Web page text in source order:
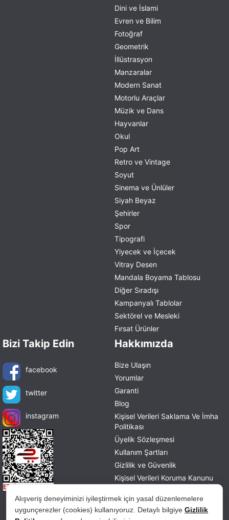
Alışveriş deneyiminizi iyileştirmek için yasal düzenlemelere
uygunçerezler (cookies) kullanıyoruz. Detaylı bilgiye Gizlilik
Dini ve İslami
Evren ve Bilim
Fotoğraf
Geometrik
İllüstrasyon
Manzaralar
Modern Sanat
Motorlu Araçlar
Müzik ve Dans
Hayvanlar
Okul
Pop Art
Retro ve Vintage
Soyut
Sinema ve Ünlüler
Siyah Beyaz
Şehirler
Spor
Tipografi
Yiyecek ve İçecek
Vitray Desen
Mandala Boyama Tablosu
Diğer Sıradışı
Kampanyalı Tablolar
Sektörel ve Mesleki
Fırsat Ürünler
Bizi Takip Edin
facebook
twitter
instagram
Hakkımızda
Bize Ulaşın
Yorumlar
Garanti
Blog
Kişisel Verileri Saklama Ve İmha
Politikası
Üyelik Sözleşmesi
Kullanım Şartları
Gizlilik ve Güvenlik
Kişisel Verileri Koruma Kanunu
İade ve Değişim Politikası